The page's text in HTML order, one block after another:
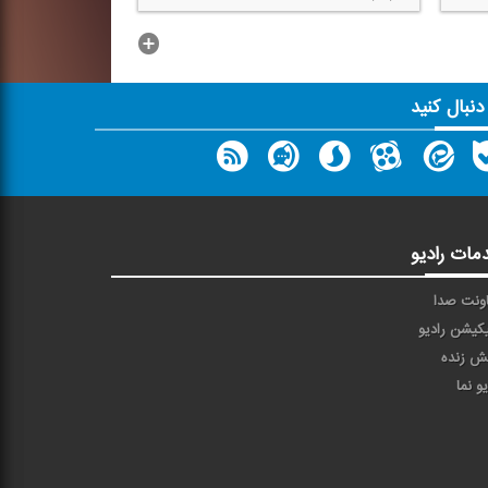
کنید
رادیو
صدا
رادیو
زنده
نما